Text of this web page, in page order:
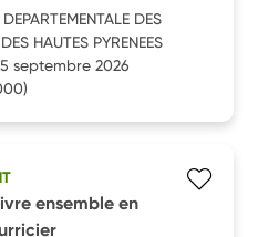
DES
HAUTES PYRENEES
septembre 2026
ensemble en